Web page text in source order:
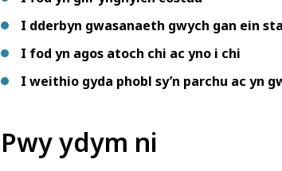
I dderbyn gwasanaeth gwych gan ein
I fod yn agos atoch chi ac yno i chi
I weithio gyda phobl sy’n parchu ac yn
Pwy ydym ni